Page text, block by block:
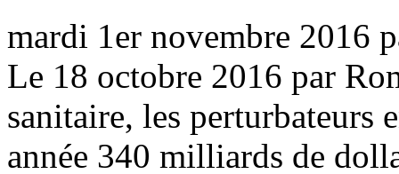
mardi 1er novembre 2016
Le 18 octobre 2016 par
sanitaire, les perturbateurs
année 340 milliards de